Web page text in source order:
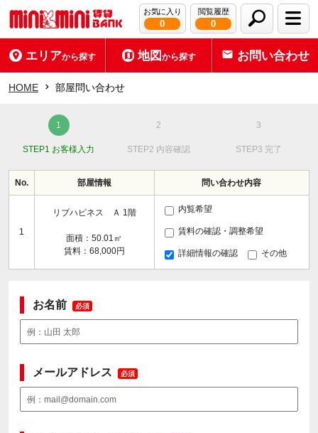
お気に入り
0
閲覧履歴
0
エリアから探す 地図から探す お問い合わせ
HOME 部屋問い合わせ
STEP1 お客様入力 STEP2 内容確認 STEP3 完了
No. 部屋情報 問い合わせ内容
1
リブハピネス Ａ 1階
面積：50.01㎡
賃料：68,000円
内覧希望
賃料の確認・調整希望
詳細情報の確認 その他
お名前 必須
メールアドレス 必須